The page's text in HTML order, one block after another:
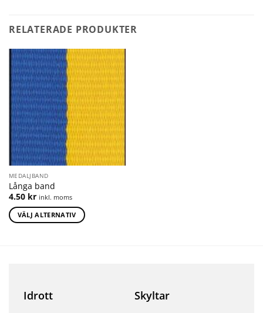
RELATERADE PRODUKTER
MEDALJBAND
Långa band
4.50 kr inkl. moms
VÄLJ ALTERNATIV
Idrott Skyltar